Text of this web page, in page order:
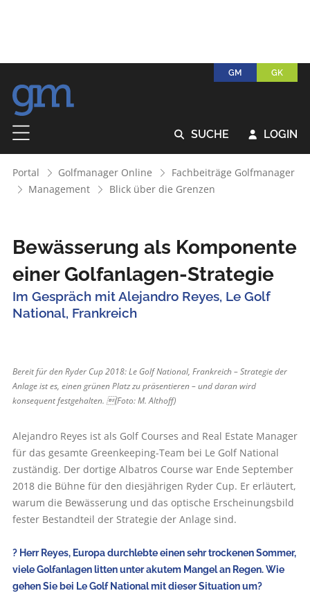
GM GK
 SUCHE  LOGIN
Portal Golfmanager Online
Fachbeiträge Golfmanager
Management
Blick über die Grenzen
Bewässerung als Komponente
einer Golfanlagen-Strategie
Im Gespräch mit Alejandro Reyes, Le Golf
National, Frankreich
Bereit für den Ryder Cup 2018: Le Golf National, Frankreich – Strategie der
Anlage ist es, einen grünen Platz zu präsentieren – und daran wird
konsequent festgehalten. (Foto: M. Althoff)
Alejandro Reyes ist als Golf Courses and Real Estate Manager
für das gesamte Greenkeeping-Team bei Le Golf National
zuständig. Der dortige Albatros Course war Ende September
2018 die Bühne für den diesjährigen Ryder Cup. Er erläutert,
warum die Bewässerung und das optische Erscheinungsbild
fester Bestandteil der Strategie der Anlage sind.
? Herr Reyes, Europa durchlebte einen sehr trockenen Sommer,
viele Golfanlagen litten unter akutem Mangel an Regen. Wie
gehen Sie bei Le Golf National mit dieser Situation um?